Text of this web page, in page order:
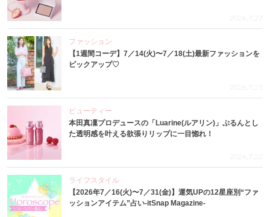
2026.7.27
ファッション
【1週間コーデ】7／14(火)〜7／18(土)最新ファッションを
ピックアップ♡
2026.7.23
ビューティー
本田真凜プロデュースの「Luarine(ルアリン)」ぷるんとし
た透明感を叶える欲張りリップに一目惚れ！
2026.7.22
ライフスタイル
【2026年7／16(火)〜7／31(金)】運気UPの12星座別“ファ
ッションアイテム”占い-itSnap Magazine-